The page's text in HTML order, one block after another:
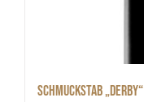
Schmuckstab „Derby“